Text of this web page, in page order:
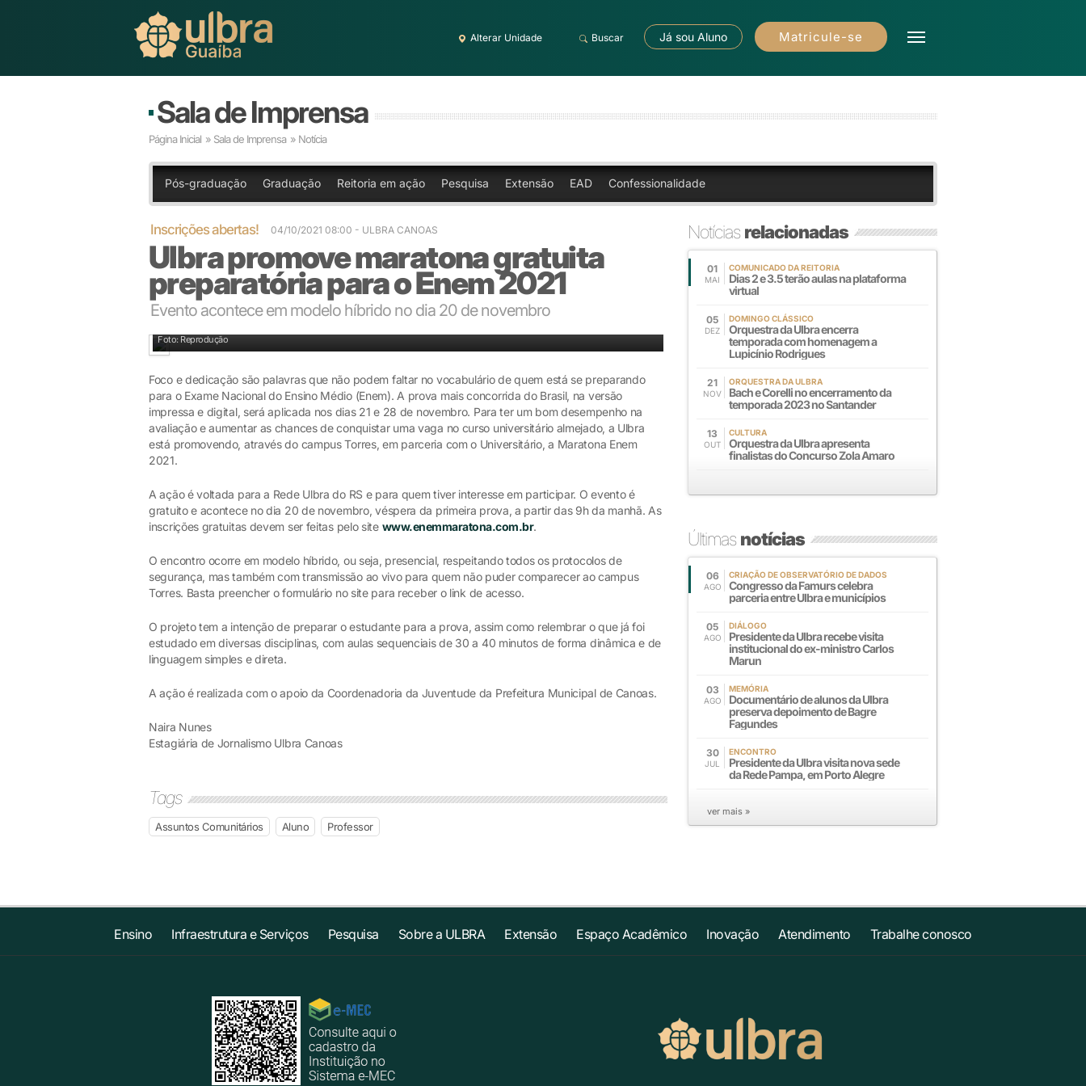
Alterar Unidade Buscar Já sou Aluno Matricule-se
Sala de Imprensa
Página Inicial » Sala de Imprensa » Notícia
Pós-graduação Graduação Reitoria em ação Pesquisa Extensão EAD Confessionalidade
Inscrições abertas! 04/10/2021 08:00 - ULBRA CANOAS
Ulbra promove maratona gratuita
preparatória para o Enem 2021
Evento acontece em modelo híbrido no dia 20 de novembro
Foto: Reprodução
Foco e dedicação são palavras que não podem faltar no vocabulário de quem está se preparando
para o Exame Nacional do Ensino Médio (Enem). A prova mais concorrida do Brasil, na versão
impressa e digital, será aplicada nos dias 21 e 28 de novembro. Para ter um bom desempenho na
avaliação e aumentar as chances de conquistar uma vaga no curso universitário almejado, a Ulbra
está promovendo, através do campus Torres, em parceria com o Universitário, a Maratona Enem
2021.
A ação é voltada para a Rede Ulbra do RS e para quem tiver interesse em participar. O evento é
gratuito e acontece no dia 20 de novembro, véspera da primeira prova, a partir das 9h da manhã. As
inscrições gratuitas devem ser feitas pelo site www.enemmaratona.com.br.
O encontro ocorre em modelo híbrido, ou seja, presencial, respeitando todos os protocolos de
segurança, mas também com transmissão ao vivo para quem não puder comparecer ao campus
Torres. Basta preencher o formulário no site para receber o link de acesso.
O projeto tem a intenção de preparar o estudante para a prova, assim como relembrar o que já foi
estudado em diversas disciplinas, com aulas sequenciais de 30 a 40 minutos de forma dinâmica e de
linguagem simples e direta.
A ação é realizada com o apoio da Coordenadoria da Juventude da Prefeitura Municipal de Canoas.
Naira Nunes
Estagiária de Jornalismo Ulbra Canoas
Tags
Assuntos Comunitários Aluno Professor
Notíciasrelacionadas
01
MAI
COMUNICADO DA REITORIA
Dias 2 e 3.5 terão aulas na plataforma
virtual
05
DEZ
DOMINGO CLÁSSICO
Orquestra da Ulbra encerra
temporada com homenagem a
Lupicínio Rodrigues
21
NOV
ORQUESTRA DA ULBRA
Bach e Corelli no encerramento da
temporada 2023 no Santander
13
OUT
CULTURA
Orquestra da Ulbra apresenta
finalistas do Concurso Zola Amaro
Últimasnotícias
06
AGO
CRIAÇÃO DE OBSERVATÓRIO DE DADOS
Congresso da Famurs celebra
parceria entre Ulbra e municípios
05
AGO
DIÁLOGO
Presidente da Ulbra recebe visita
institucional do ex-ministro Carlos
Marun
03
AGO
MEMÓRIA
Documentário de alunos da Ulbra
preserva depoimento de Bagre
Fagundes
30
JUL
ENCONTRO
Presidente da Ulbra visita nova sede
da Rede Pampa, em Porto Alegre
ver mais »
Ensino Infraestrutura e Serviços Pesquisa Sobre a ULBRA Extensão Espaço Acadêmico Inovação Atendimento Trabalhe conosco